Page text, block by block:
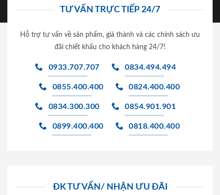
TƯ VẤN TRỰC TIẾP 24/7
Hỗ trợ tư vấn về sản phẩm, giá thành và các chính sách ưu
đãi chiết khấu cho khách hàng 24/7!
0933.707.707 0834.494.494
0855.400.400 0824.400.400
0834.300.300 0854.901.901
0899.400.400 0818.400.400
ĐK TƯ VẤN/ NHẬN ƯU ĐÃI